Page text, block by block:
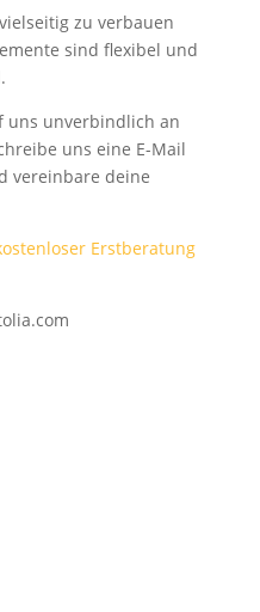
zu verbauen
sind flexibel und
uns unverbindlich an
uns eine E-Mail
vereinbare deine
Erstberatung